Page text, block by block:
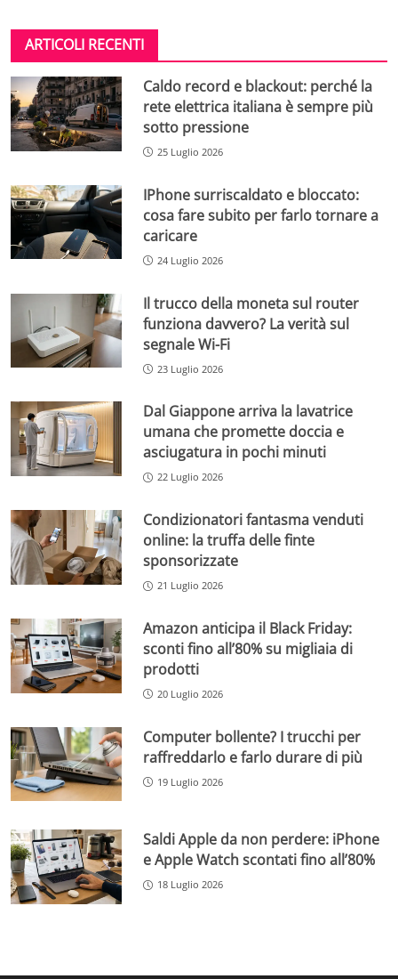
ARTICOLI RECENTI
Caldo record e blackout: perché la
rete elettrica italiana è sempre più
sotto pressione
25 Luglio 2026
IPhone surriscaldato e bloccato:
cosa fare subito per farlo tornare a
caricare
24 Luglio 2026
Il trucco della moneta sul router
funziona davvero? La verità sul
segnale Wi-Fi
23 Luglio 2026
Dal Giappone arriva la lavatrice
umana che promette doccia e
asciugatura in pochi minuti
22 Luglio 2026
Condizionatori fantasma venduti
online: la truffa delle finte
sponsorizzate
21 Luglio 2026
Amazon anticipa il Black Friday:
sconti fino all’80% su migliaia di
prodotti
20 Luglio 2026
Computer bollente? I trucchi per
raffreddarlo e farlo durare di più
19 Luglio 2026
Saldi Apple da non perdere: iPhone
e Apple Watch scontati fino all’80%
18 Luglio 2026